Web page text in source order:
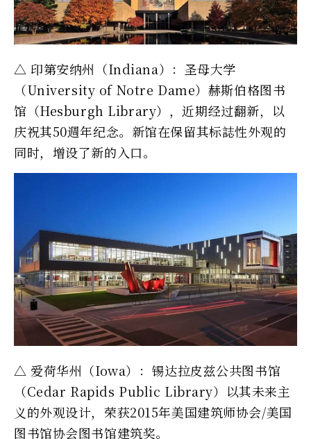
△ 印第安纳州（Indiana）：圣母大学
（University of Notre Dame）赫斯伯格图书
馆（Hesburgh Library），近期经过翻新，以
庆祝其50週年纪念。新馆在保留其标誌性外观的
同时，增设了新的入口。
△ 爱荷华州（Iowa）：锡达拉皮兹公共图书馆
（Cedar Rapids Public Library）以其未来主
义的外观设计，荣获2015年美国建筑师协会/美国
图书馆协会图书馆建筑奖。